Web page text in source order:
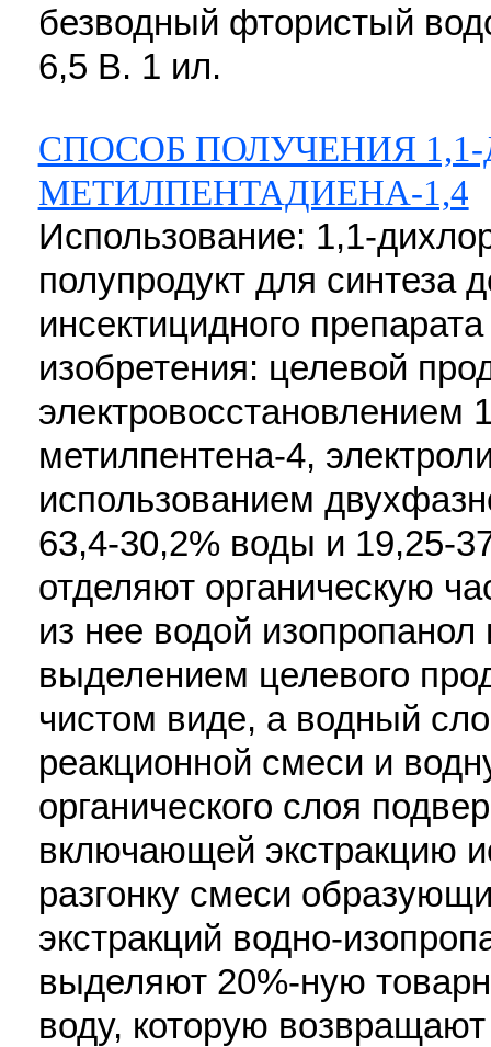
безводный фтористый
6,5 В. 1 ил.
СПОСОБ ПОЛУЧЕНИЯ
МЕТИЛПЕНТАДИЕНА-1,4
Использование: 1,1-
полупродукт для синтеза
инсектицидного
изобретения: целевой
электровосстановлением
метилпентена-4,
использованием
63,4-30,2% воды и 19,25-
отделяют органическую
из нее водой изопропанол
выделением целевого
чистом виде, а водный
реакционной смеси и
органического слоя
включающей экстракцию
разгонку смеси
экстракций водно-
выделяют 20%-ную
воду, которую